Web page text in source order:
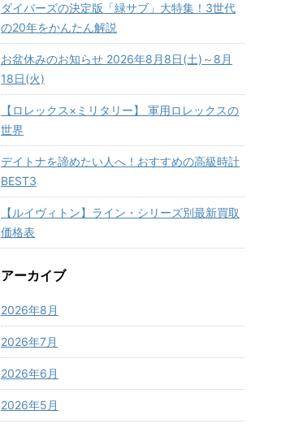
ダイバーズの決定版「緑サブ」大特集！3世代
の20年をかんたん解説
お盆休みのお知らせ 2026年8月8日(土)～8月
18日(火)
【ロレックス×ミリタリー】 軍用ロレックスの
世界
デイトナを諦めたい人へ！おすすめの高級時計
BEST3
【ルイヴィトン】ライン・シリーズ別最新買取
価格表
アーカイブ
2026年8月
2026年7月
2026年6月
2026年5月